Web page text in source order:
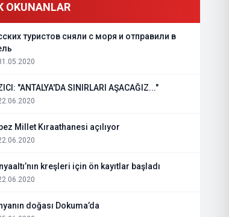
OKUNANLAR
туристов сняли с моря и отправили в
"ANTALYA'DA SINIRLARI AŞACAĞIZ..."
Millet Kıraathanesi açılıyor
kreşleri için ön kayıtlar başladı
doğası Dokuma’da